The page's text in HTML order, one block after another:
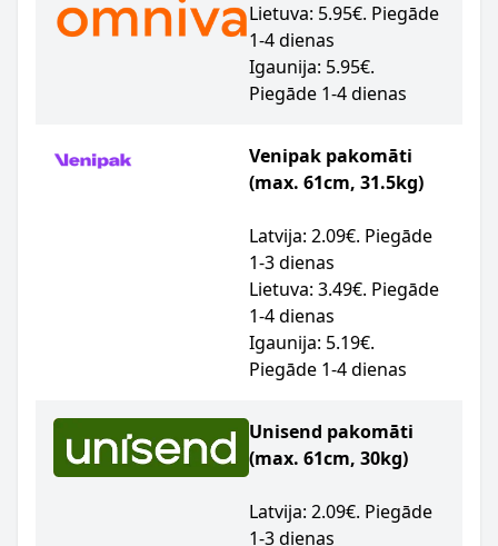
Lietuva: 5.95€. Piegāde
1-4 dienas
Igaunija: 5.95€.
Piegāde 1-4 dienas
Venipak pakomāti
(max. 61cm, 31.5kg)
Latvija: 2.09€. Piegāde
1-3 dienas
Lietuva: 3.49€. Piegāde
1-4 dienas
Igaunija: 5.19€.
Piegāde 1-4 dienas
Unisend pakomāti
(max. 61cm, 30kg)
Latvija: 2.09€. Piegāde
1-3 dienas